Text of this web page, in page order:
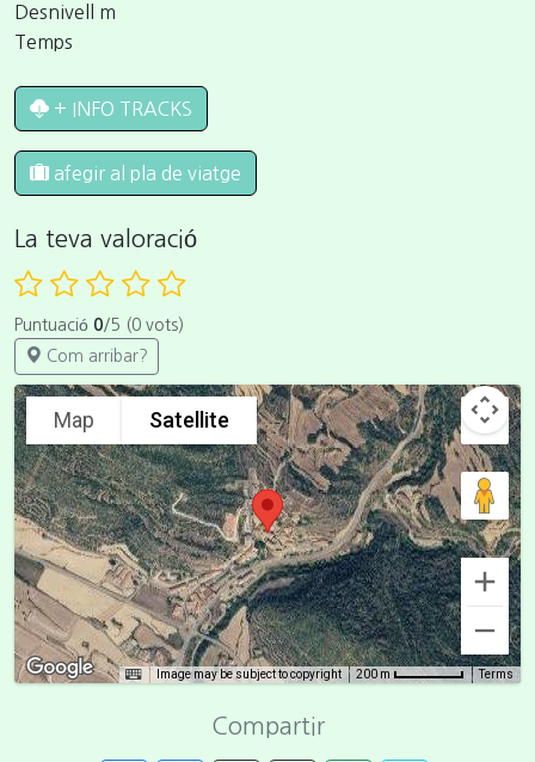
Desnivell m
Temps
+ INFO TRACKS
afegir al pla de viatge
La teva valoració
Puntuació 0/5 (0 vots)
Com arribar?
Map Satellite
Image may be subject to copyright 200 m Terms
Compartir